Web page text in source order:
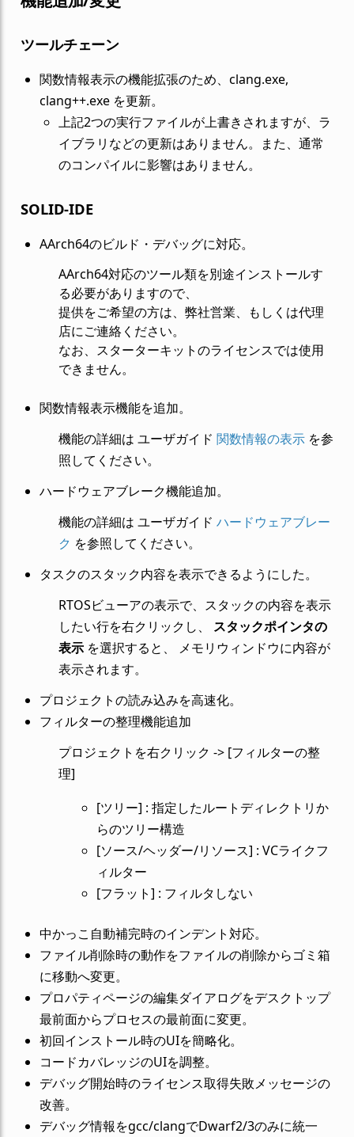
ツールチェーン
関数情報表示の機能拡張のため、clang.exe,
clang++.exe を更新。
上記2つの実行ファイルが上書きされますが、ラ
イブラリなどの更新はありません。また、通常
のコンパイルに影響はありません。
SOLID-IDE
AArch64のビルド・デバッグに対応。
AArch64対応のツール類を別途インストールす
る必要がありますので、
提供をご希望の方は、弊社営業、もしくは代理
店にご連絡ください。
なお、スターターキットのライセンスでは使用
できません。
関数情報表示機能を追加。
機能の詳細は ユーザガイド 関数情報の表示を参
照してください。
ハードウェアブレーク機能追加。
機能の詳細は ユーザガイド ハードウェアブレー
ク を参照してください。
タスクのスタック内容を表示できるようにした。
RTOSビューアの表示で、スタックの内容を表示
したい行を右クリックし、 スタックポインタの
表示を選択すると、 メモリウィンドウに内容が
表示されます。
プロジェクトの読み込みを高速化。
フィルターの整理機能追加
プロジェクトを右クリック -> [フィルターの整
理]
[ツリー] : 指定したルートディレクトリか
らのツリー構造
[ソース/ヘッダー/リソース] : VCライクフ
ィルター
[フラット] : フィルタしない
中かっこ自動補完時のインデント対応。
ファイル削除時の動作をファイルの削除からゴミ箱
に移動へ変更。
プロパティページの編集ダイアログをデスクトップ
最前面からプロセスの最前面に変更。
初回インストール時のUIを簡略化。
コードカバレッジのUIを調整。
デバッグ開始時のライセンス取得失敗メッセージの
改善。
デバッグ情報をgcc/clangでDwarf2/3のみに統一